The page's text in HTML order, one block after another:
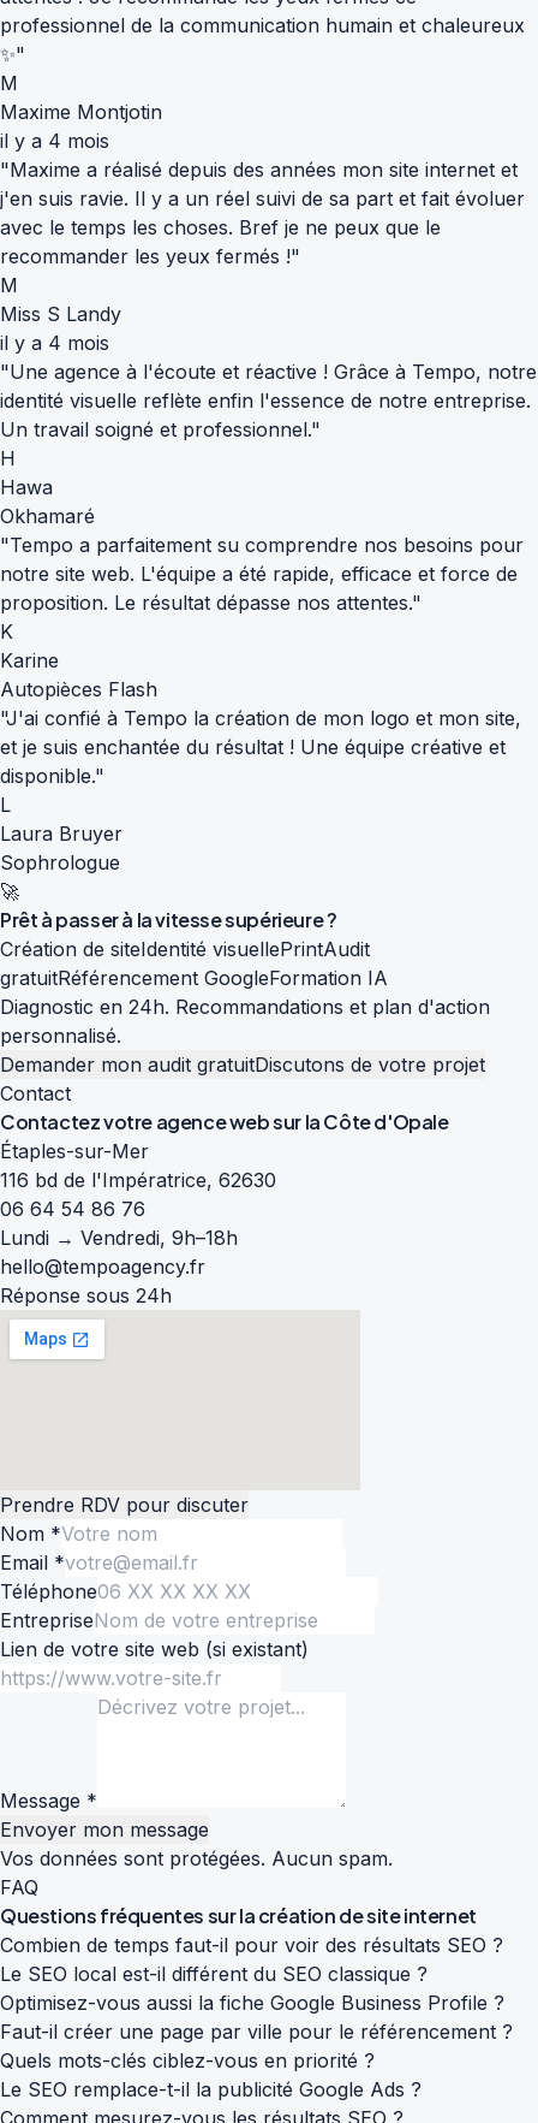
professionnel de la communication humain et chaleureux
✨"
M
Maxime Montjotin
il y a 4 mois
"Maxime a réalisé depuis des années mon site internet et
j'en suis ravie. Il y a un réel suivi de sa part et fait évoluer
avec le temps les choses. Bref je ne peux que le
recommander les yeux fermés !"
M
Miss S Landy
il y a 4 mois
"Une agence à l'écoute et réactive ! Grâce à Tempo, notre
identité visuelle reflète enfin l'essence de notre entreprise.
Un travail soigné et professionnel."
H
Hawa
Okhamaré
"Tempo a parfaitement su comprendre nos besoins pour
notre site web. L'équipe a été rapide, efficace et force de
proposition. Le résultat dépasse nos attentes."
K
Karine
Autopièces Flash
"J'ai confié à Tempo la création de mon logo et mon site,
et je suis enchantée du résultat ! Une équipe créative et
disponible."
L
Laura Bruyer
Sophrologue
🚀
Prêt à passer à lavitesse supérieure?
Création de siteIdentité visuellePrintAudit
gratuitRéférencement GoogleFormation IA
Diagnostic en 24h. Recommandations et plan d'action
personnalisé.
Demander mon audit gratuitDiscutons de votre projet
Contact
Contactez votre agence web sur laCôte d'Opale
Étaples-sur-Mer
116 bd de l'Impératrice, 62630
06 64 54 86 76
Lundi → Vendredi, 9h–18h
hello@tempoagency.fr
Réponse sous 24h
Prendre RDV pour discuter
Nom *
Email *
Téléphone
Entreprise
Lien de votre site web (si existant)
Message *
Envoyer mon message
Vos données sont protégées. Aucun spam.
FAQ
Questions fréquentes sur lacréation de site internet
Combien de temps faut-il pour voir des résultats SEO ?
Le SEO local est-il différent du SEO classique ?
Optimisez-vous aussi la fiche Google Business Profile ?
Faut-il créer une page par ville pour le référencement ?
Quels mots-clés ciblez-vous en priorité ?
Le SEO remplace-t-il la publicité Google Ads ?
Comment mesurez-vous les résultats SEO ?